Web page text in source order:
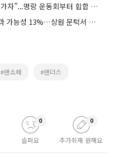
“댕댕아, 복합몰로 봄놀이 가자”...명랑 운동회부터 힙합 파티까지
美 클래리티 법안 연내 통과 가능성 13%…상원 문턱서 제동
#랜쇼페 #랜더스
슬퍼요
0
추가취재 원해요
0